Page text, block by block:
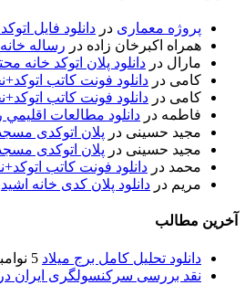
پروژه معماری در دانلود فایل
همراه اکبرخان زاده در رساله خانه
مارال در دانلود پلان اتوکد
کامی در دانلود فونت کاتب
کامی در دانلود فونت کاتب
فاطمه در دانلود مطالعات
مجید حسینی در پلان اتوکدی
مجید حسینی در پلان اتوکدی
محمد در دانلود فونت کاتب
مریم در دانلود پلان کدی خانه
آخرین مطالب
دانلود تحلیل کامل برج میلاد 5 نوامبر 2025
نقد بررسی سرکنسولگری ایران